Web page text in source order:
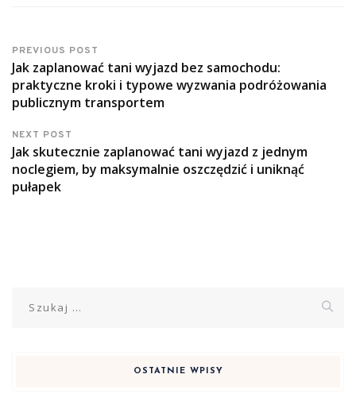
PREVIOUS POST
Jak zaplanować tani wyjazd bez samochodu:
praktyczne kroki i typowe wyzwania podróżowania
publicznym transportem
NEXT POST
Jak skutecznie zaplanować tani wyjazd z jednym
noclegiem, by maksymalnie oszczędzić i uniknąć
pułapek
OSTATNIE WPISY